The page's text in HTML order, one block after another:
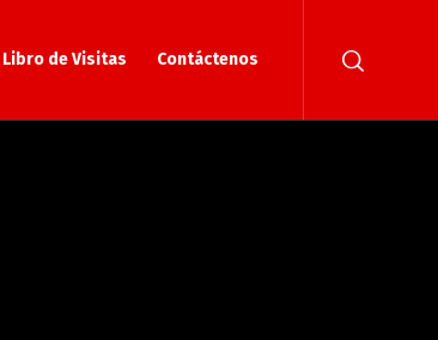
Libro de Visitas Contáctenos